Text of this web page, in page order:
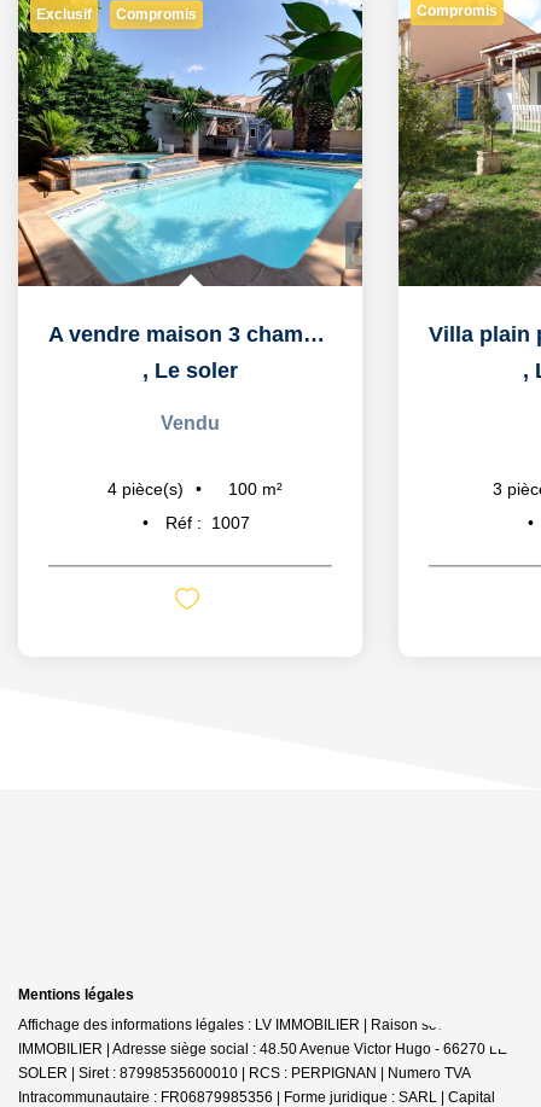
Exclusif Compromis
A vendre maison 3 chambres avec jardin arboré et piscine
, Le soler
Vendu
4 pièce(s) 100 m²
Réf :
1007
Compromis
,
3
Mentions légales
Affichage des informations légales : LV IMMOBILIER | Raison sociale : LV
IMMOBILIER | Adresse siège social : 48.50 Avenue Victor Hugo - 66270 LE
SOLER | Siret : 87998535600010 | RCS : PERPIGNAN | Numero TVA
Intracommunautaire : FR06879985356 | Forme juridique : SARL | Capital